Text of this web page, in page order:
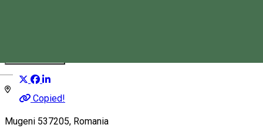
Copied!
Mugeni 537205, Romania